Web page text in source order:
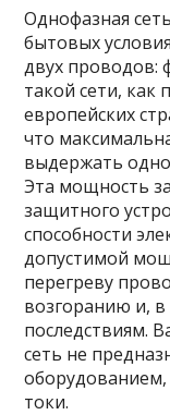
Однофазная
бытовых
двух проводов:
такой сети, как
европейских
что
выдержать
Эта мощность
защитного
способности
допустимой
перегреву
возгоранию и,
последствиям.
сеть не
токи.